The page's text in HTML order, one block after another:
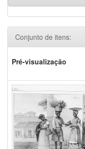
Conjunto de itens:
Pré-visualização